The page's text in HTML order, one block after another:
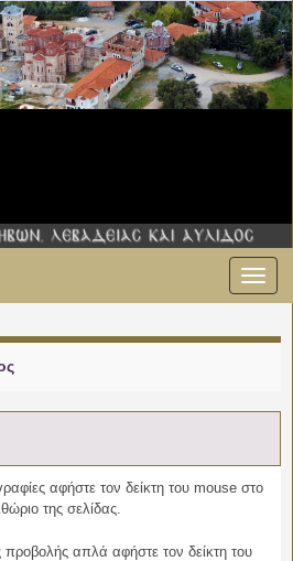
αφήστε τον δείκτη του mouse στο
της σελίδας.
προβολής απλά αφήστε τον δείκτη του